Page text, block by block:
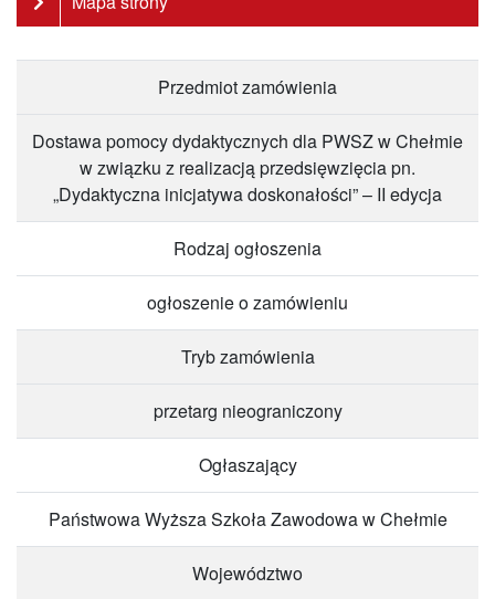
Przedmiot zamówienia
Dostawa pomocy dydaktycznych dla PWSZ w Chełmie
w związku z realizacją przedsięwzięcia pn.
„Dydaktyczna inicjatywa doskonałości” – II edycja
Rodzaj ogłoszenia
ogłoszenie o zamówieniu
Tryb zamówienia
przetarg nieograniczony
Ogłaszający
Państwowa Wyższa Szkoła Zawodowa w Chełmie
Województwo